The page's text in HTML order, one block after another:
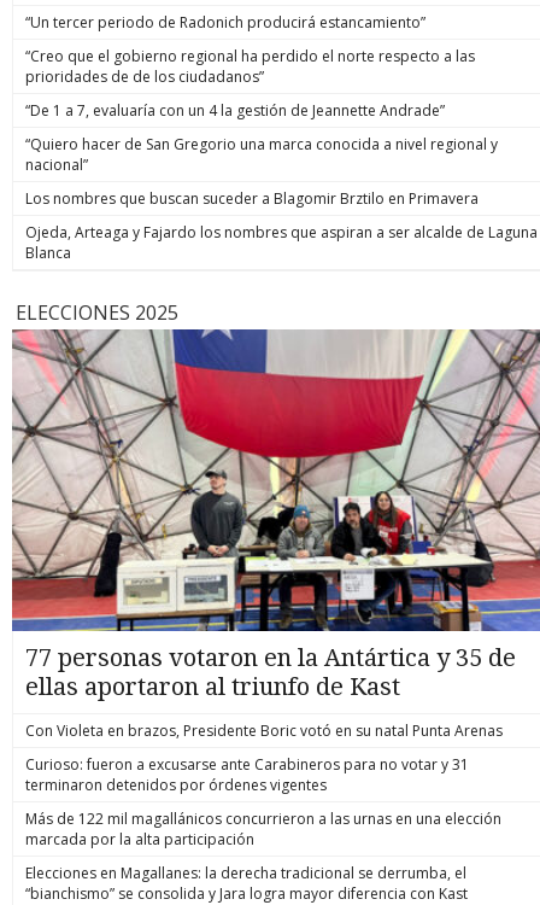
“Un tercer periodo de Radonich producirá estancamiento”
“Creo que el gobierno regional ha perdido el norte respecto a las
prioridades de de los ciudadanos”
“De 1 a 7, evaluaría con un 4 la gestión de Jeannette Andrade”
“Quiero hacer de San Gregorio una marca conocida a nivel regional y
nacional”
Los nombres que buscan suceder a Blagomir Brztilo en Primavera
Ojeda, Arteaga y Fajardo los nombres que aspiran a ser alcalde de Laguna
Blanca
ELECCIONES 2025
77 personas votaron en la Antártica y 35 de
ellas aportaron al triunfo de Kast
Con Violeta en brazos, Presidente Boric votó en su natal Punta Arenas
Curioso: fueron a excusarse ante Carabineros para no votar y 31
terminaron detenidos por órdenes vigentes
Más de 122 mil magallánicos concurrieron a las urnas en una elección
marcada por la alta participación
Elecciones en Magallanes: la derecha tradicional se derrumba, el
“bianchismo” se consolida y Jara logra mayor diferencia con Kast